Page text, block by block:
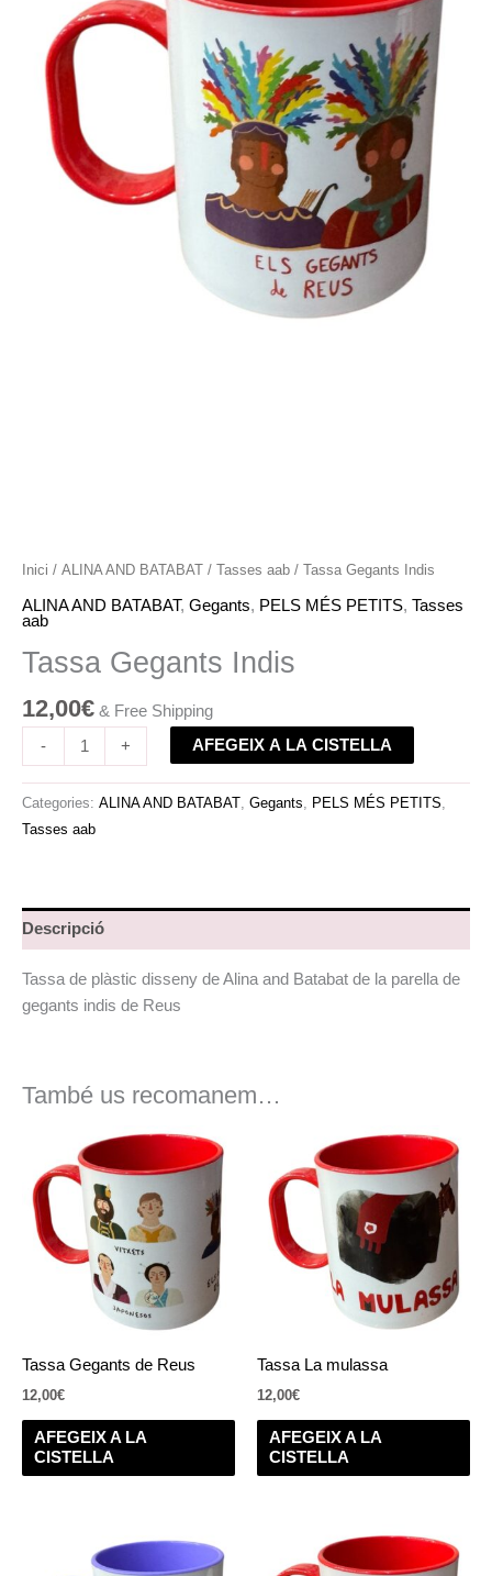
Inici / ALINA AND BATABAT / Tasses aab / Tassa Gegants Indis
ALINA AND BATABAT, Gegants, PELS MÉS PETITS, Tasses
aab
Tassa Gegants Indis
12,00€ & Free Shipping
- + AFEGEIX A LA CISTELLA
Categories: ALINA AND BATABAT, Gegants, PELS MÉS PETITS,
Tasses aab
Descripció
Tassa de plàstic disseny de Alina and Batabat de la parella de
gegants indis de Reus
També us recomanem…
Tassa Gegants de Reus
12,00€
AFEGEIX A LA
CISTELLA
Tassa La mulassa
12,00€
AFEGEIX A LA
CISTELLA